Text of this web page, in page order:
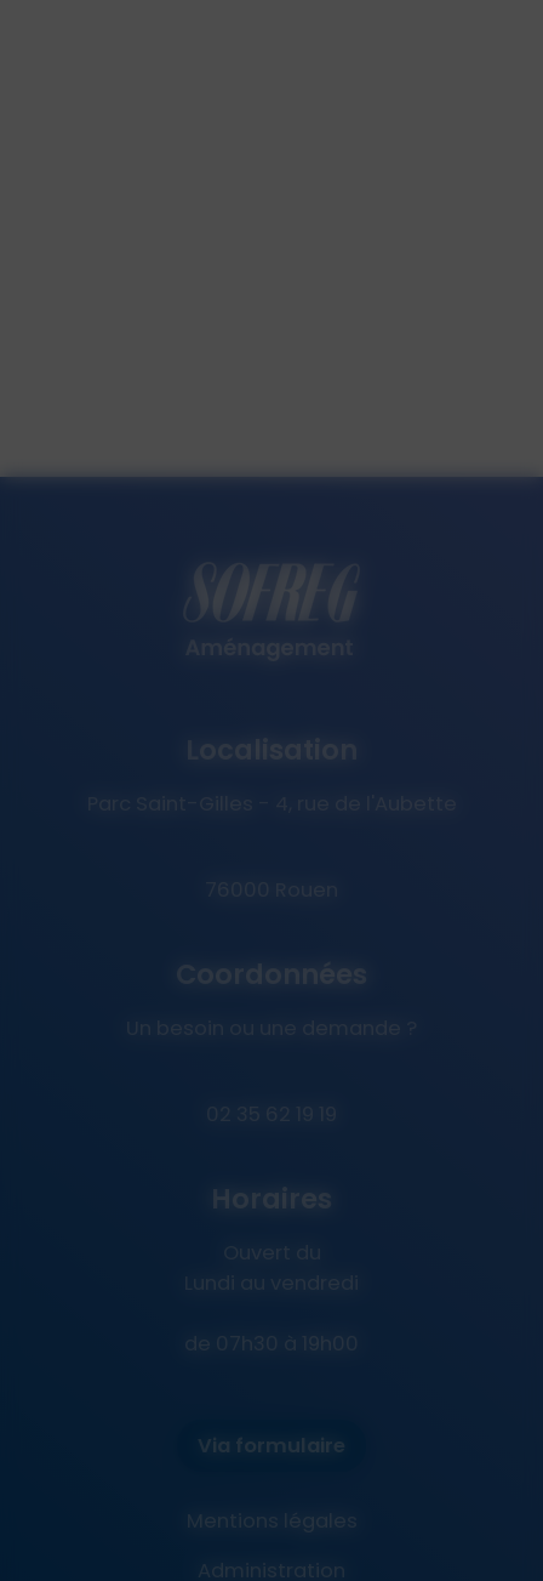
Localisation
Coordonnées
Horaires
Ouvert du
Lundi au vendredi
de 07h30 à 19h00
Via formulaire
Mentions légales
Administration